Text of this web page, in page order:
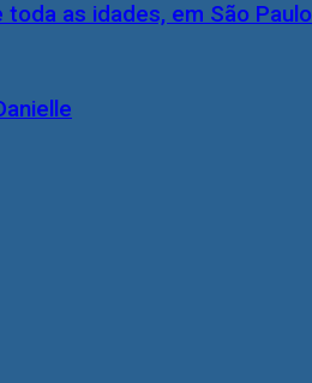
as idades, em São Paulo